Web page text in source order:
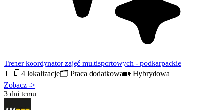
Trener koordynator zajęć multisportowych - podkarpackie
🇵🇱 4 lokalizacje🗂️ Praca dodatkowa🏡 Hybrydowa
Zobacz ->
3 dni temu